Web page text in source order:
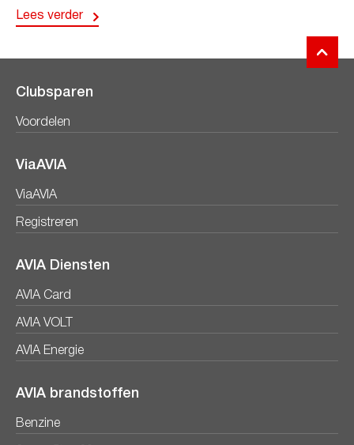
Lees verder
Clubsparen
Voordelen
ViaAVIA
ViaAVIA
Registreren
AVIA Diensten
AVIA Card
AVIA VOLT
AVIA Energie
AVIA brandstoffen
Benzine